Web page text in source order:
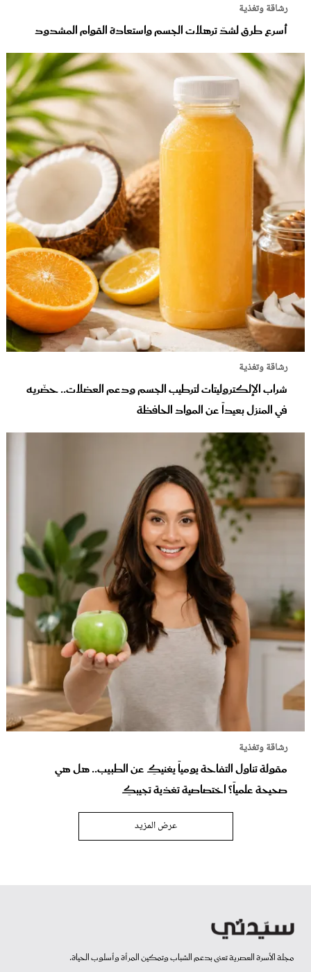
رشاقة وتغذية
أسرع طرق لشدّ ترهلات الجسم واستعادة القوام المشدود
رشاقة وتغذية
شراب الإلكتروليتات لترطيب الجسم ودعم العضلات.. حضّريه
في المنزل بعيداً عن المواد الحافظة
رشاقة وتغذية
مقولة تناول التفاحة يومياً يغنيكِ عن الطبيب.. هل هي
صحيحة علمياً؟ اختصاصية تغذية تجيبكِ
عرض المزيد
مجلة الأسرة العصرية تعنى بدعم الشباب وتمكين المرأة وأسلوب الحياة.